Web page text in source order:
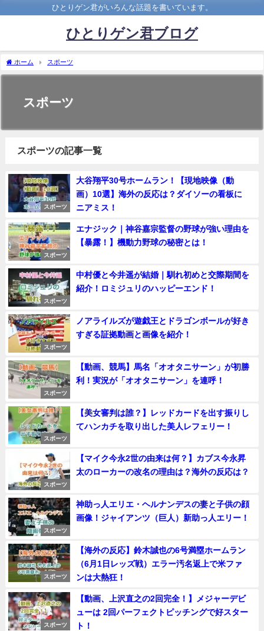
ひとりゲン君がいろんな話題を書いています。
ひとりゲン君ブログ
ホーム スポーツ
スポーツ
スポーツの記事一覧
スポーツ
大谷翔平30号ホームラン！【現地映像（動
画）10選】海外の反応は？ダイソーの看板に
ニアミス！
スポーツ
エナジック｜神谷嘉宗監督の野球が強い理由を
【暴露！】機動力野球の秘密とは！
スポーツ
中村優と今井遥が結婚｜馴れ初めと交際期間を
紹介！ロミジュリのハッピーエンド！
スポーツ
ノアライルズが遊戯王とドラゴンボールが好き
すぎる証拠動画と画像を紹介！
スポーツ
【動画、競馬】馬名「オオタニサーン」が初勝
利！実況が「オオタニサーン」を連呼！
スポーツ
【美女審判は誰？】レッドカードを出す振りし
てハンカチを取り出した美人レフェリー！
スポーツ
【マイク今永2世の由来は何？】カブス今永昇
太のローカーの改名の理由は？海外の反応は？
スポーツ
神助っ人エリエ・ヘルナンデスの妻と子供の顔
画像！ジャイアンツ（巨人）新助っ人エリー！
スポーツ
【海外の反応】鈴木誠也の6号満塁ホームラン
（6月1日レッズ戦）エラー汚名返上で米ファ
ンは大熱狂！
スポーツ
【動画、上沢直之の2回完全！】メジャーデビ
ューは 2回パーフェクトピッチングで好スター
ト！